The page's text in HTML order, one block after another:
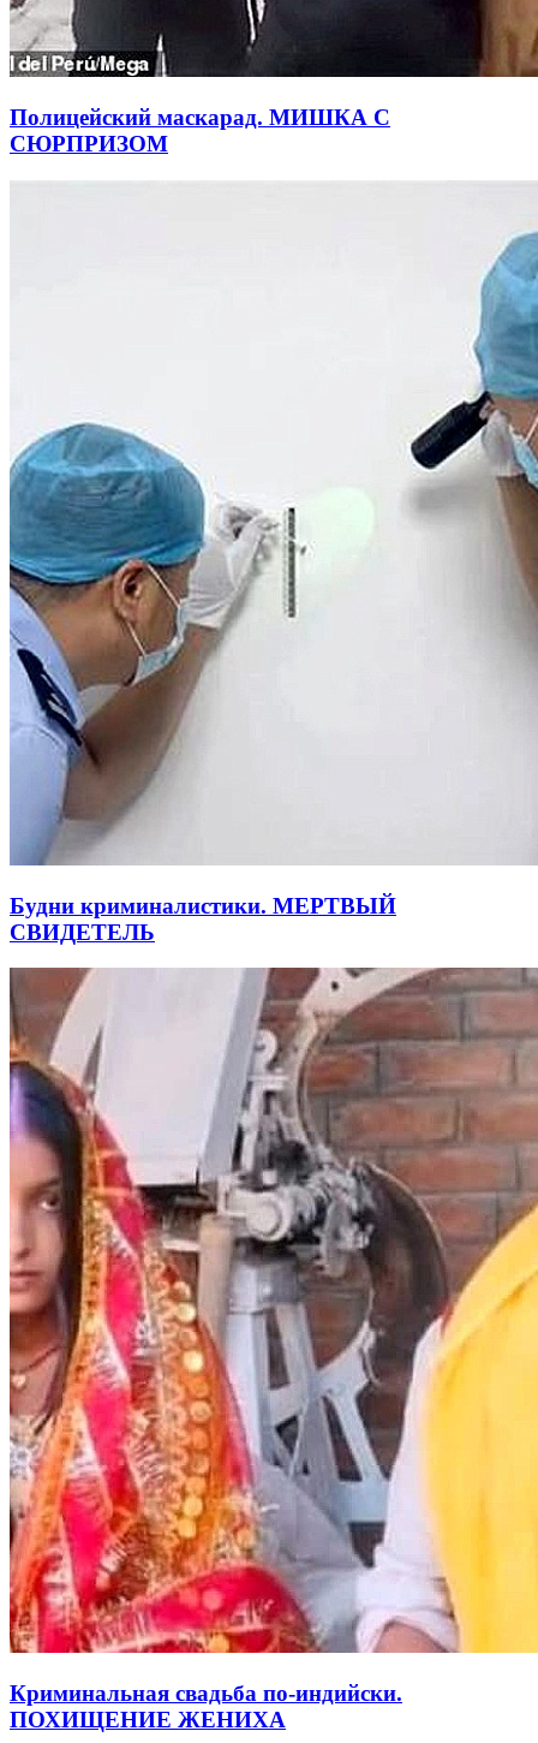
Полицейский маскарад. МИШКА С
СЮРПРИЗОМ
Будни криминалистики. МЕРТВЫЙ
СВИДЕТЕЛЬ
Криминальная свадьба по-индийски.
ПОХИЩЕНИЕ ЖЕНИХА